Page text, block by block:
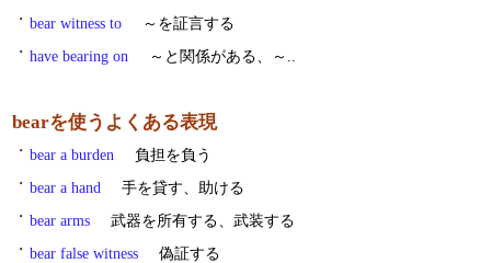
・ bear witness to
～を証言する
・ have bearing on ～と関係がある、～..
bearを使うよくある表現
・ bear a burden
負担を負う
・ bear a hand
手を貸す、助ける
・ bear arms
武器を所有する、武装する
・ bear false witness
偽証する